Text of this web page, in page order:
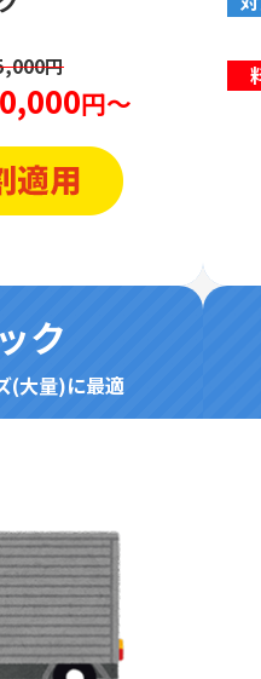
円
円～
ク
(大量)に最適